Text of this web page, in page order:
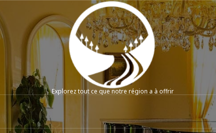
Explorez tout ce que notre région a à offrir